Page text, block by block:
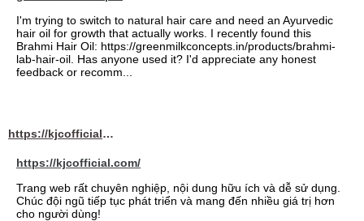
I'm trying to switch to natural hair care and need an Ayurvedic
hair oil for growth that actually works. I recently found this
Brahmi Hair Oil: https://greenmilkconcepts.in/products/brahmi-
lab-hair-oil. Has anyone used it? I'd appreciate any honest
feedback or recomm...
https://kjcofficial.com/
https://kjcofficial.com/
Trang web rất chuyên nghiệp, nội dung hữu ích và dễ sử dụng.
Chúc đội ngũ tiếp tục phát triển và mang đến nhiều giá trị hơn
cho người dùng!